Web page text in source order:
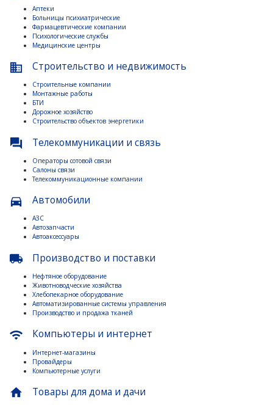
Аптеки
Больницы психиатрические
Фармацевтические компании
Психологические службы
Медицинские центры
business Строительство и недвижимость
Строительные компании
Монтажные работы
БТИ
Дорожное хозяйство
Строительство объектов энергетики
question_answer Телекоммуникации и связь
Операторы сотовой связи
Салоны связи
Телекоммуникационные компании
directions_car Автомобили
АЗС
Автозапчасти
Автоаксессуары
local_shipping Производство и поставки
Нефтяное оборудование
Животноводческие хозяйства
Хлебопекарное оборудование
Автоматизированные системы управления
Производство и продажа тканей
wifi Компьютеры и интернет
Интернет-магазины
Провайдеры
Компьютерные услуги
home Товары для дома и дачи